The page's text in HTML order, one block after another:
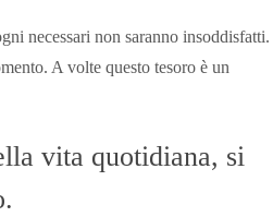
necessari non saranno insoddisfatti.
A volte questo tesoro è un
vita quotidiana, si